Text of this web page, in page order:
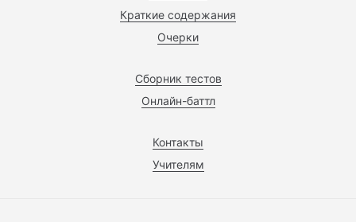
Краткие содержания
Очерки
Сборник тестов
Онлайн-баттл
Контакты
Учителям